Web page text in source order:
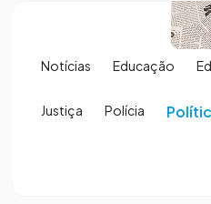
Notícias Educação
Justiça Polícia